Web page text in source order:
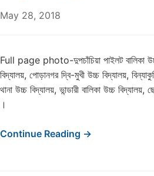
May 28, 2018
Full page photo-দুপচাঁচিয়া পাইলট বালিকা
বিদ্যালয়, পোড়ানগর দ্বি-মুখী উচ্চ বিদ্যালয়,
থানা উচ্চ বিদ্যালয়, ভান্ডারী বালিকা উচ্চ
।
Continue Reading →